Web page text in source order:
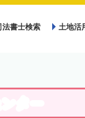
法書士検索 土地活